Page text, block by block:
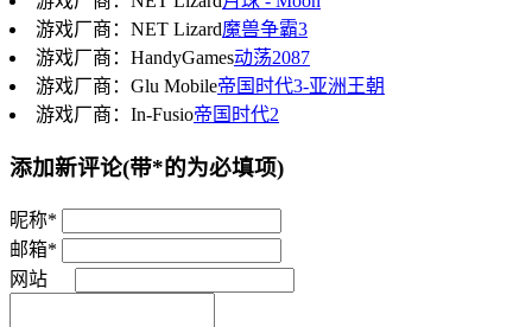
游戏厂商：NET Lizard魔兽争霸3
游戏厂商：HandyGames动荡2087
游戏厂商：Glu Mobile帝国时代3-亚洲王朝
游戏厂商：In-Fusio帝国时代2
添加新评论(带*的为必填项)
昵称*
邮箱*
网站